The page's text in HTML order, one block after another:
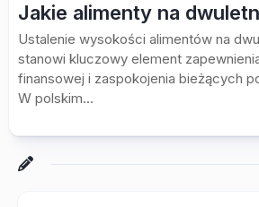
Jakie alimenty na
Ustalenie wysokości alimentów na
stanowi kluczowy element
finansowej i zaspokojenia bieżących
W polskim...